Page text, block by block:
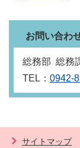
お問い合わ
総務部 総務
TEL： 0942-
サイトマップ